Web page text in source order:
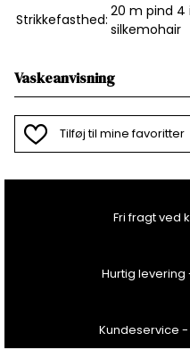
Strikkefasthed: 20 m pind 4
silkemohair
Vaskeanvisning
Tilføj til mine favoritter
Fri fragt ved
Hurtig levering
Kundeservice -